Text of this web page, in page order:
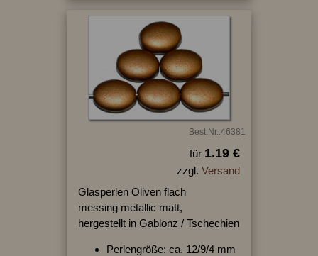
Best.Nr.:46381
für 1.19 €
zzgl. Versand
Glasperlen Oliven flach
messing metallic matt,
hergestellt in Gablonz / Tschechien
Perlengröße: ca. 12/9/4 mm